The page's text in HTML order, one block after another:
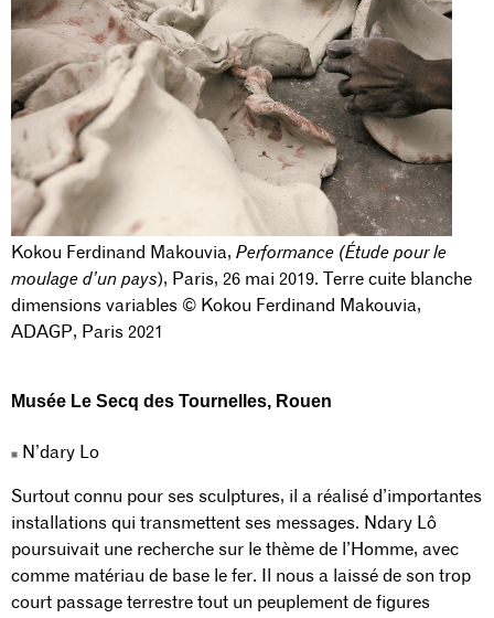
Kokou Ferdinand Makouvia, Performance (Étude pour le
moulage d’un pays), Paris, 26 mai 2019. Terre cuite blanche
dimensions variables © Kokou Ferdinand Makouvia,
ADAGP, Paris 2021
Musée Le Secq des Tournelles, Rouen
N’dary Lo
Surtout connu pour ses sculptures, il a réalisé d’importantes
installations qui transmettent ses messages. Ndary Lô
poursuivait une recherche sur le thème de l’Homme, avec
comme matériau de base le fer. Il nous a laissé de son trop
court passage terrestre tout un peuplement de figures